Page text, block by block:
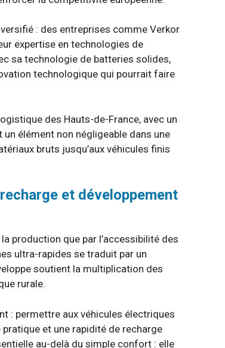
: des entreprises comme Verkor
expertise en technologies de
sa technologie de batteries solides,
technologique qui pourrait faire
des Hauts-de-France, avec un
élément non négligeable dans une
bruts jusqu’aux véhicules finis
et développement
production que par l’accessibilité des
ultra-rapides se traduit par un
soutient la multiplication des
rurale.
: permettre aux véhicules électriques
et une rapidité de recharge
au-delà du simple confort : elle